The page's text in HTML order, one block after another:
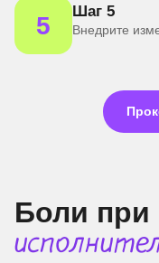
5 Шаг 5
Внедрите
Боли